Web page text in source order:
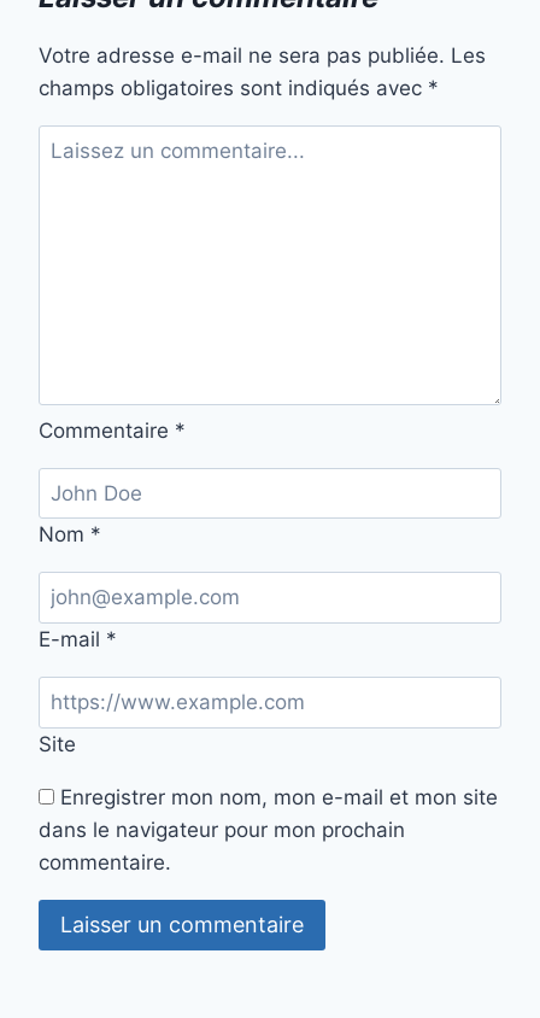
Votre adresse e-mail ne sera pas publiée. Les
champs obligatoires sont indiqués avec *
Commentaire *
Nom *
E-mail *
Site
Enregistrer mon nom, mon e-mail et mon site
dans le navigateur pour mon prochain
commentaire.